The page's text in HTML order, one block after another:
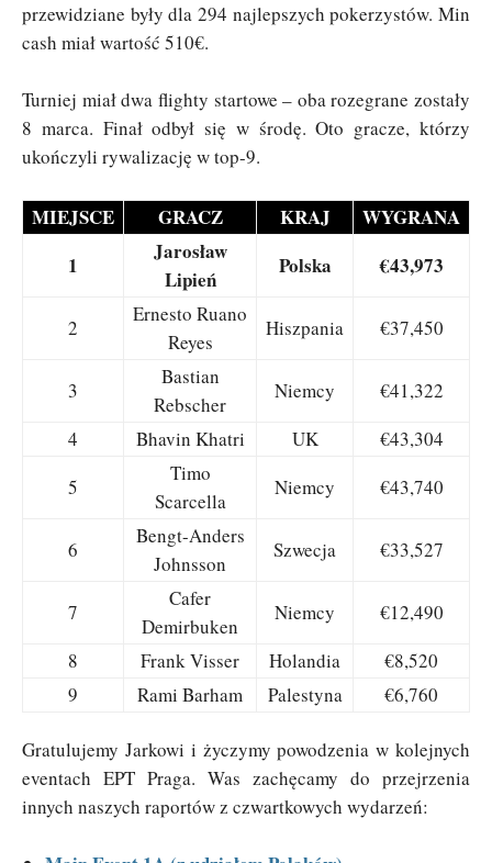
przewidziane były dla 294 najlepszych pokerzystów. Min
cash miał wartość 510€.
Turniej miał dwa flighty startowe – oba rozegrane zostały
8 marca. Finał odbył się w środę. Oto gracze, którzy
ukończyli rywalizację w top-9.
MIEJSCE GRACZ KRAJ
WYGRANA
1
Jarosław
Lipień
Polska €43,973
2
Ernesto Ruano
Reyes
Hiszpania €37,450
3
Bastian
Rebscher
Niemcy
€41,322
4
Bhavin Khatri UK
€43,304
5
Timo
Scarcella
Niemcy €43,740
6
Bengt-Anders
Johnsson
Szwecja €33,527
7
Cafer
Demirbuken
Niemcy
€12,490
8
Frank Visser Holandia
€8,520
9
Rami Barham Palestyna €6,760
Gratulujemy Jarkowi i życzymy powodzenia w kolejnych
eventach EPT Praga. Was zachęcamy do przejrzenia
innych naszych raportów z czwartkowych wydarzeń: